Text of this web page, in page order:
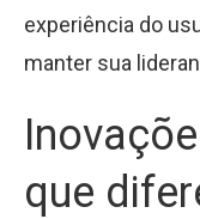
experiência do
manter sua
que